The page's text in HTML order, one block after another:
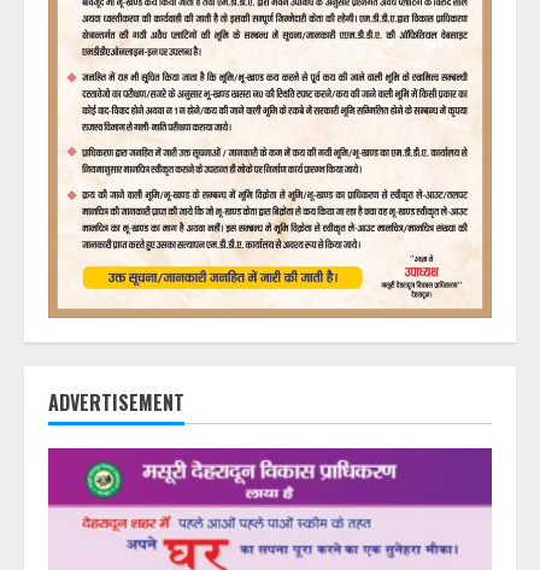
ADVERTISEMENT